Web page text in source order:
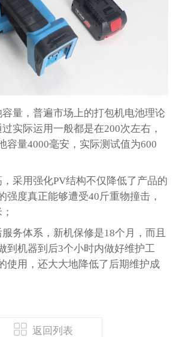
容量，普遍市场上的打包机电池理论
过实际运用一般都是在200次左右，
容量4000毫安，实际测试值为600
，采用强化PV结构不仅降低了产品的
强度真正能够遭受40斤重物撞击，
服务体系，新机保修是18个月，而且
到机器到后3个小时内做好维护工
使用，还大大地降低了后期维护成
返回列表